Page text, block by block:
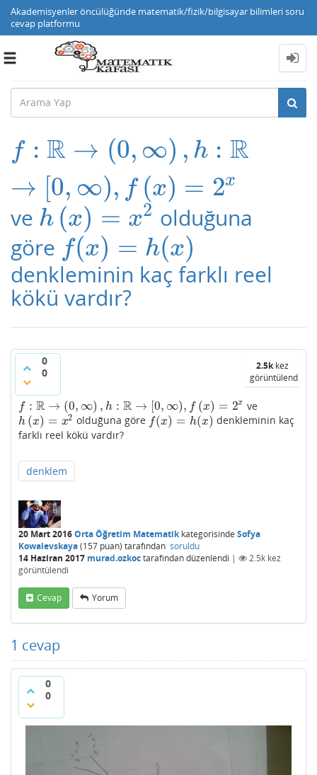
Akademisyenler öncülüğünde matematik/fizik/bilgisayar bilimleri soru
cevap platformu
Toggle
f : R → (0, ∞) , h : R
→ [0, ∞), f (x) = 2x
f:R→(0,∞) h:R →[0 ,∞), f( x)=
ve h (x) = x2
h( x)=x 2
olduğuna
göre f(x) = h(x)
f(x)=h (x)
denkleminin kaç farklı reel
kökü vardır?
0
0
2.5kkez
görüntülendi
f : R → (0, ∞) , h : R → [0, ∞), f (x) = 2x
f:R→(0,∞) h:R →[0 ∞), ( x)= 2x ve
h (x) = x2
h( x)=x 2 olduğuna göre f(x) = h(x)
f(x)=h (x)
denkleminin kaç
farklı reel kökü vardır?
denklem
20 Mart 2016Orta Öğretim Matematikkategorisinde Sofya
Kowalevskaya(157 puan) tarafından soruldu
14 Haziran 2017 murad.ozkoctarafındandüzenlendi | 2.5k kez
görüntülendi
Cevap Yorum
1 cevap
0
0